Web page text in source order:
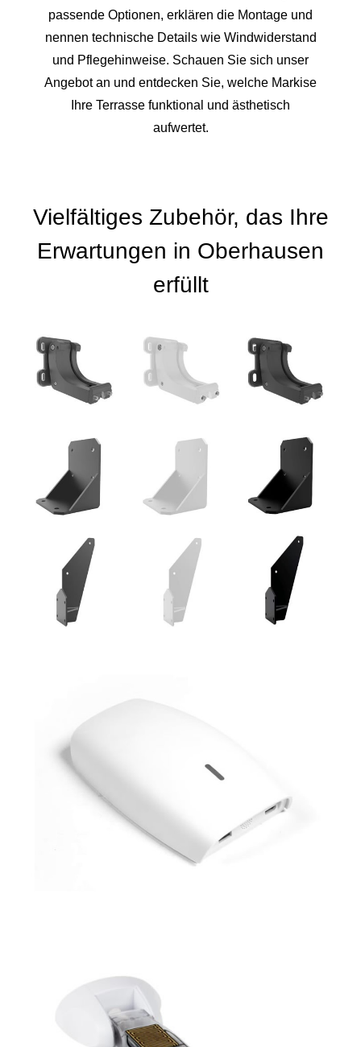
passende Optionen, erklären die Montage und
nennen technische Details wie Windwiderstand
und Pflegehinweise. Schauen Sie sich unser
Angebot an und entdecken Sie, welche Markise
Ihre Terrasse funktional und ästhetisch
aufwertet.
Vielfältiges Zubehör, das Ihre
Erwartungen in Oberhausen
erfüllt